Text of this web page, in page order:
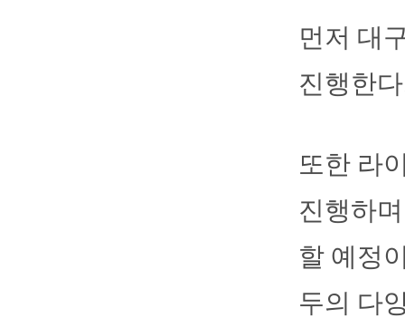
먼저 대
진행한
또한 라
진행하
할 예정
두의 다